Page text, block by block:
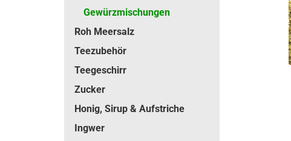
Gewürzmischungen
Roh Meersalz
Teezubehör
Teegeschirr
Zucker
Honig, Sirup & Aufstriche
Ingwer